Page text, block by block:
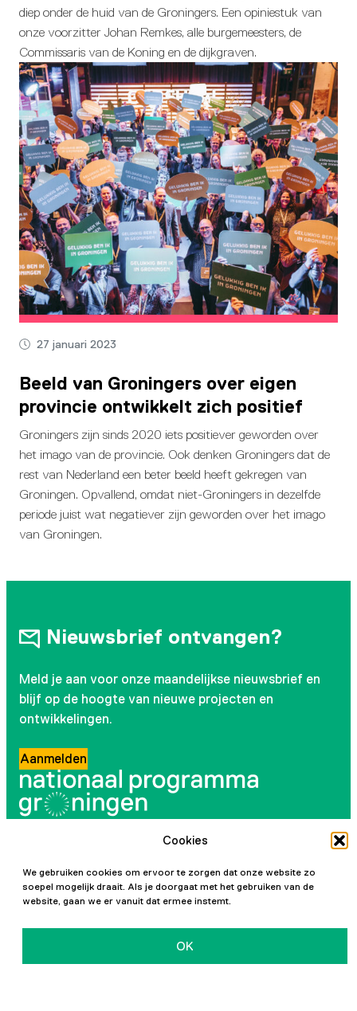
Cookies
We gebruiken cookies om ervoor te zorgen dat onze website zo
soepel mogelijk draait. Als je doorgaat met het gebruiken van de
website, gaan we er vanuit dat ermee instemt.
OK
diep onder de huid van de Groningers. Een opiniestuk van
onze voorzitter Johan Remkes, alle burgemeesters, de
Commissaris van de Koning en de dijkgraven.
27 januari 2023
Beeld van Groningers over eigen
provincie ontwikkelt zich positief
Groningers zijn sinds 2020 iets positiever geworden over
het imago van de provincie. Ook denken Groningers dat de
rest van Nederland een beter beeld heeft gekregen van
Groningen. Opvallend, omdat niet-Groningers in dezelfde
periode juist wat negatiever zijn geworden over het imago
van Groningen.
InstagramLinkedIn YouTube Facebook
Nieuwsbrief ontvangen?
Meld je aan voor onze maandelijkse nieuwsbrief en
blijf op de hoogte van nieuwe projecten en
ontwikkelingen.
Aanmelden